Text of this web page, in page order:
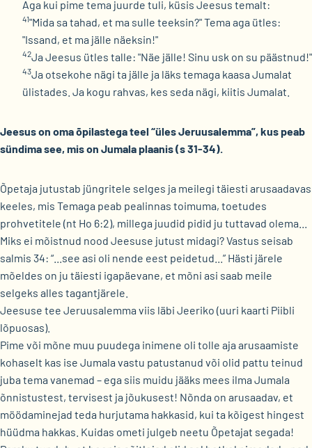
Aga kui pime tema juurde tuli, küsis Jeesus temalt:
41"Mida sa tahad, et ma sulle teeksin?" Tema aga ütles:
"Issand, et ma jälle näeksin!"
42Ja Jeesus ütles talle: "Näe jälle! Sinu usk on su päästnud!"
43Ja otsekohe nägi ta jälle ja läks temaga kaasa Jumalat
ülistades. Ja kogu rahvas, kes seda nägi, kiitis Jumalat.
Jeesus on oma õpilastega teel “üles Jeruusalemma”, kus peab
sündima see, mis on Jumala plaanis (s 31-34).
Õpetaja jutustab jüngritele selges ja meilegi täiesti arusaadavas
keeles, mis Temaga peab pealinnas toimuma, toetudes
prohvetitele (nt Ho 6:2), millega juudid pidid ju tuttavad olema...
Miks ei mõistnud nood Jeesuse jutust midagi? Vastus seisab
salmis 34: “...see asi oli nende eest peidetud...” Hästi järele
mõeldes on ju täiesti igapäevane, et mõni asi saab meile
selgeks alles tagantjärele.
Jeesuse tee Jeruusalemma viis läbi Jeeriko (uuri kaarti Piibli
lõpuosas).
Pime või mõne muu puudega inimene oli tolle aja arusaamiste
kohaselt kas ise Jumala vastu patustanud või olid pattu teinud
juba tema vanemad – ega siis muidu jääks mees ilma Jumala
õnnistustest, tervisest ja jõukusest! Nõnda on arusaadav, et
möödaminejad teda hurjutama hakkasid, kui ta kõigest hingest
hüüdma hakkas. Kuidas ometi julgeb neetu Õpetajat segada!